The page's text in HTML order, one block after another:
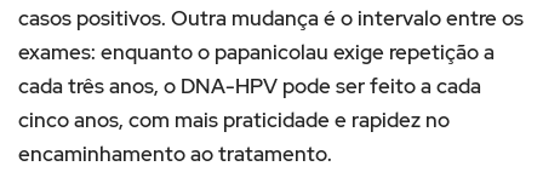
casos positivos. Outra mudança é o intervalo entre os
exames: enquanto o papanicolau exige repetição a
cada três anos, o DNA-HPV pode ser feito a cada
cinco anos, com mais praticidade e rapidez no
encaminhamento ao tratamento.